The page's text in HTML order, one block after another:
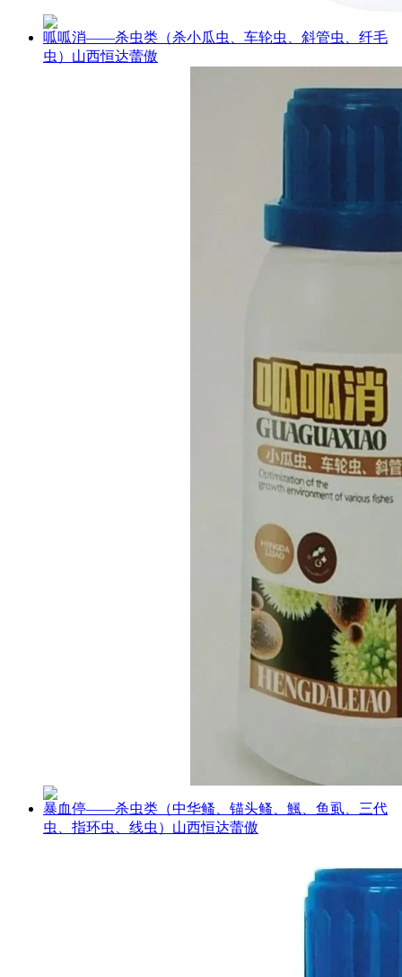
呱呱消——杀虫类（杀小瓜虫、车轮虫、斜管虫、纤毛
虫）山西恒达蕾傲
暴血停——杀虫类（中华鳋、锚头鳋、鯴、鱼虱、三代
虫、指环虫、线虫）山西恒达蕾傲